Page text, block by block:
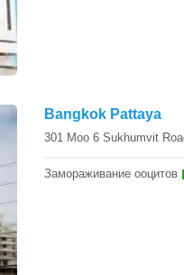
Bangkok Pattaya
301 Moo 6 Sukhumvit
Замораживание ооцитов